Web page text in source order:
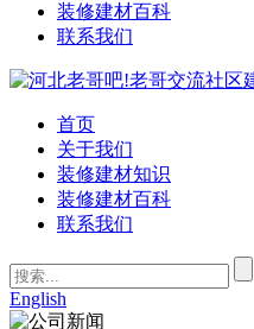
装修建材百科
联系我们
首页
关于我们
装修建材知识
装修建材百科
联系我们
English